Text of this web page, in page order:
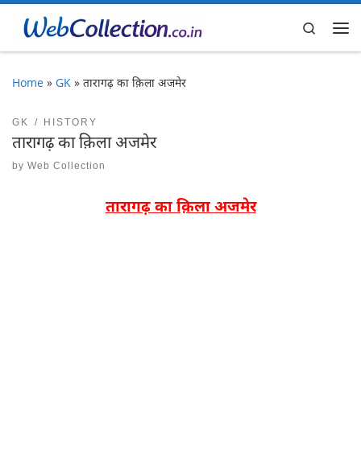
Skip to content
Search
Home » GK » तारागढ़ का क़िला अजमेर
GK HISTORY
तारागढ़ का क़िला अजमेर
by Web Collection
तारागढ़ का क़िला अजमेर